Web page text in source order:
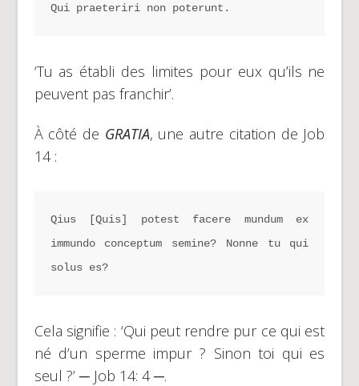
Qui praeteriri non poterunt.
‘Tu as établi des limites pour eux qu’ils ne
peuvent pas franchir’.
À côté de GRATIA, une autre citation de Job
14 :
Qius [Quis] potest facere mundum ex
immundo conceptum semine? Nonne tu qui
solus es?
Cela signifie : ‘Qui peut rendre pur ce qui est
né d’un sperme impur ? Sinon toi qui es
seul ?’ ─ Job 14: 4 ─.